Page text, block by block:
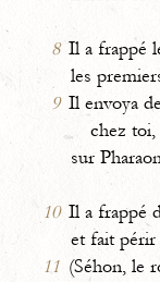
8 Il a frappé
les
9 Il envoya
chez toi,
sur
10 Il a frappé
et fait périr
11 (Séhon, le